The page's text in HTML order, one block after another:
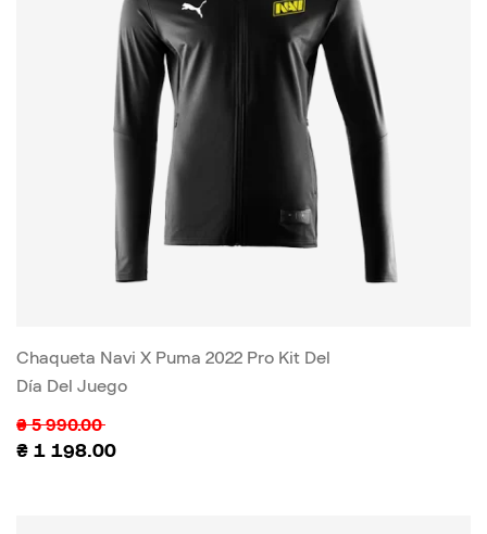
Chaqueta Navi X Puma 2022 Pro Kit Del
Día Del Juego
₴ 5 990.00
₴ 1 198.00